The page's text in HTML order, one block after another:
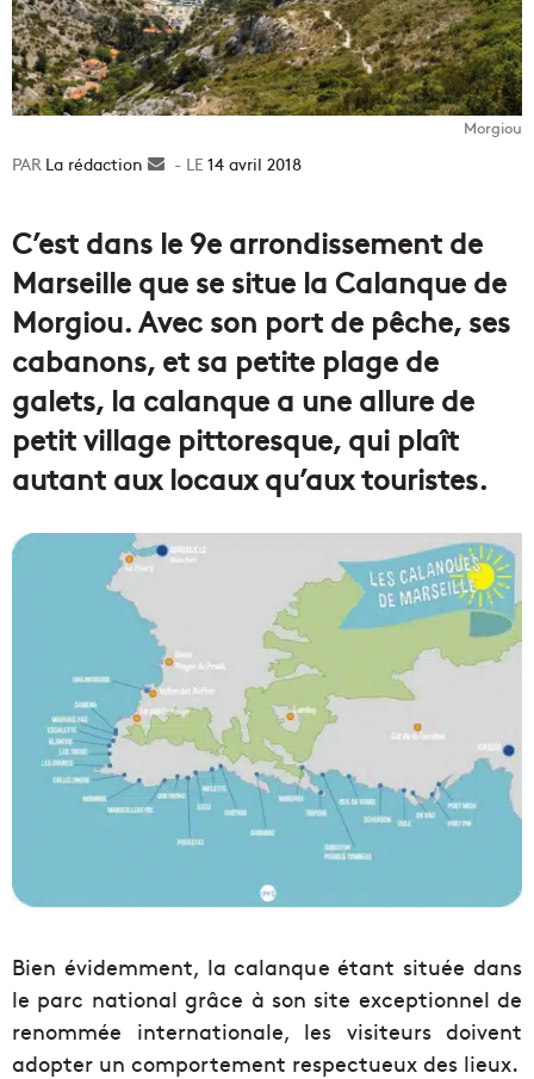
Morgiou
La rédaction
Envoyer14 avril 2018
C’est dans le 9e arrondissement de
Marseille que se situe la Calanque de
Morgiou. Avec son port de pêche, ses
cabanons, et sa petite plage de
galets, la calanque a une allure de
petit village pittoresque, qui plaît
autant aux locaux qu’aux touristes.
Bien évidemment, la calanque étant située dans
le parc national grâce à son site exceptionnel de
renommée internationale, les visiteurs doivent
adopter un comportement respectueux des lieux.